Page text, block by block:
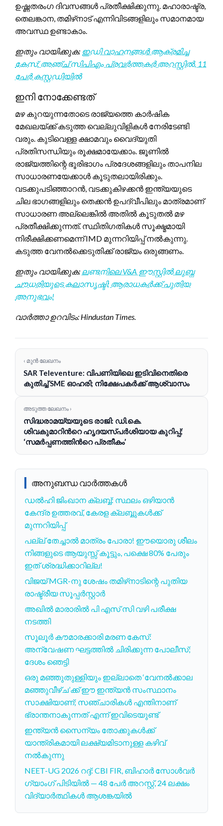
ഉഷ്ണതരംഗ ദിവസങ്ങൾ പ്രതീക്ഷിക്കുന്നു. മഹാരാഷ്ട്ര,
തെലങ്കാന, തമിഴ്‌നാട് എന്നിവിടങ്ങളിലും സമാനമായ
അവസ്ഥ ഉണ്ടാകാം.
ഇതും വായിക്കുക: ഇഡി വാഹനങ്ങൾ ആക്രമിച്ച
കേസ്: അഞ്ച് സിപിഎം പ്രവർത്തകർ അറസ്റ്റിൽ, 11
പേർ കസ്റ്റഡിയിൽ
ഇനി നോക്കേണ്ടത്
മഴ കുറയുന്നതോടെ രാജ്യത്തെ കാർഷിക
മേഖലയ്ക്ക് കടുത്ത വെല്ലുവിളികൾ നേരിടേണ്ടി
വരും. കുടിവെള്ള ക്ഷാമവും വൈദ്യുതി
പ്രതിസന്ധിയും രൂക്ഷമായേക്കാം. ജൂണിൽ
രാജ്യത്തിന്റെ ഭൂരിഭാഗം പ്രദേശങ്ങളിലും താപനില
സാധാരണയേക്കാൾ കൂടുതലായിരിക്കും.
വടക്കുപടിഞ്ഞാറൻ, വടക്കുകിഴക്കൻ ഇന്ത്യയുടെ
ചില ഭാഗങ്ങളിലും തെക്കൻ ഉപദ്വീപിലും മാത്രമാണ്
സാധാരണ അല്ലെങ്കിൽ അതിൽ കൂടുതൽ മഴ
പ്രതീക്ഷിക്കുന്നത്. സ്ഥിതിഗതികൾ സൂക്ഷ്മമായി
നിരീക്ഷിക്കണമെന്ന് IMD മുന്നറിയിപ്പ് നൽകുന്നു.
കടുത്ത വേനൽക്കെടുതിക്ക് രാജ്യം ഒരുങ്ങണം.
ഇതും വായിക്കുക: ലണ്ടനിലെ V&A ഈസ്റ്റിൽ ലുബ്ന
ചൗധരിയുടെ കലാസൃഷ്ടി; ആരാധകർക്ക് പുതിയ
അനുഭവം!
വാർത്താ ഉറവിടം: Hindustan Times.
‹ മുൻ ലേഖനം
SAR Televenture: വിപണിയിലെ ഇടിവിനെതിരെ
കുതിച്ച് SME ഓഹരി; നിക്ഷേപകർക്ക് ആശ്വാസം
അടുത്ത ലേഖനം ›
സിദ്ധരാമയ്യയുടെ രാജി: ഡി.കെ.
ശിവകുമാറിന്‍റെ ഹൃദയസ്പർശിയായ കുറിപ്പ്;
‘സമർപ്പണത്തിന്‍റെ പ്രതീകം’
അനുബന്ധ വാർത്തകൾ
ഡൽഹി ജിംഖാന ക്ലബ്ബ്: സ്ഥലം ഒഴിയാൻ
കേന്ദ്ര ഉത്തരവ്, കേരള ക്ലബ്ബുകൾക്ക്
മുന്നറിയിപ്പ്
പല്ല് തേച്ചാൽ മാത്രം പോരാ! ഈയൊരു ശീലം
നിങ്ങളുടെ ആയുസ്സ് കൂട്ടും, പക്ഷെ 80% പേരും
ഇത് ശ്രദ്ധിക്കാറില്ല!
വിജയ് MGR-നു ശേഷം തമിഴ്‌നാടിന്റെ പുതിയ
രാഷ്ട്രീയ സൂപ്പർസ്റ്റാർ
അഖിൽ മാരാരിൽ പി എസ് സി വഴി പരീക്ഷ
നടത്തി
സൂലൂർ കൗമാരക്കാരി മരണ കേസ്:
അന്വേഷണ ഘട്ടത്തിൽ ചിരിക്കുന്ന പോലീസ്;
ദേശം ഞെട്ടി
ഒരു മഞ്ഞുതുള്ളിയും ഇല്ലാതെ ‘വേനൽക്കാല
മഞ്ഞുവീഴ്ച’ക്ക് ഈ ഇന്ത്യൻ സംസ്ഥാനം
സാക്ഷിയാണ്; സഞ്ചാരികൾ എന്തിനാണ്
ഭ്രാന്തനാകുന്നത് എന്ന് ഇവിടെയുണ്ട്
ഇന്ത്യൻ സൈന്യം തോക്കുകൾക്ക്
യാന്ത്രികമായി ലക്ഷ്യമിടാനുള്ള കഴിവ്
നൽകുന്നു
NEET-UG 2026 റദ്ദ്: CBI FIR, ബിഹാർ സോൾവർ
ഗ്യാംഗ് പിടിയിൽ — 48 പേർ അറസ്റ്റ്, 24 ലക്ഷം
വിദ്യാർത്ഥികൾ ആശങ്കയിൽ